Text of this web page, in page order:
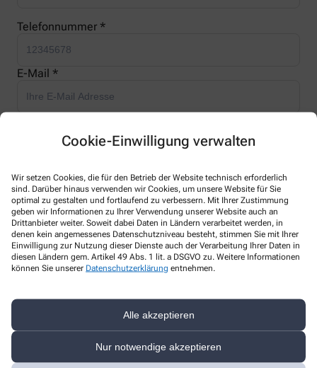
Cookie-Einwilligung verwalten
Wir setzen Cookies, die für den Betrieb der Website technisch erforderlich
sind. Darüber hinaus verwenden wir Cookies, um unsere Website für Sie
optimal zu gestalten und fortlaufend zu verbessern. Mit Ihrer Zustimmung
geben wir Informationen zu Ihrer Verwendung unserer Website auch an
Drittanbieter weiter. Soweit dabei Daten in Ländern verarbeitet werden, in
denen kein angemessenes Datenschutzniveau besteht, stimmen Sie mit Ihrer
Einwilligung zur Nutzung dieser Dienste auch der Verarbeitung Ihrer Daten in
diesen Ländern gem. Artikel 49 Abs. 1 lit. a DSGVO zu. Weitere Informationen
können Sie unserer Datenschutzerklärung entnehmen.
Alle akzeptieren
Nur notwendige akzeptieren
Telefonnummer *
E-Mail *
* Bitte füllen Sie die Pflichtfelder aus
Ich erkläre mich damit einverstanden, dass die von mir angegebenen
Daten elektronisch erfasst und gespeichert und meine Daten an die
der Verarbeitung ist Art. 6 Abs. 1 lit. a DS-GVO. Die Einwilligung kann
jederzeit widerrufen werden, z.B. per E-Mail an
Ihre Daten werden ausschließlich zur Bearbeitung Ihrer Anfrage
verwendet. Weitere Informationen zum Datenschutz finden Sie unter